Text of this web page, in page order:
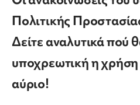
Πολιτικής
Δείτε αναλυτικά πού
υποχρεωτική η
αύριο!